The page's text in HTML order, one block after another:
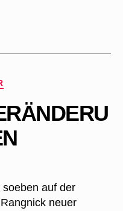
auf der
neuer